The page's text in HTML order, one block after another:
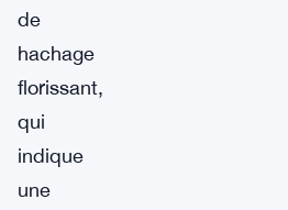
de
hachage
florissant,
qui
indique
une